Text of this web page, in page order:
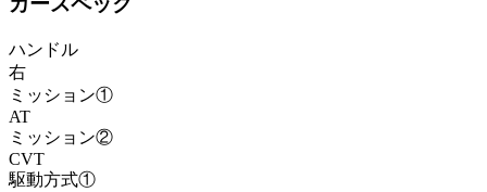
ハンドル
右
ミッション①
AT
ミッション②
CVT
駆動方式①